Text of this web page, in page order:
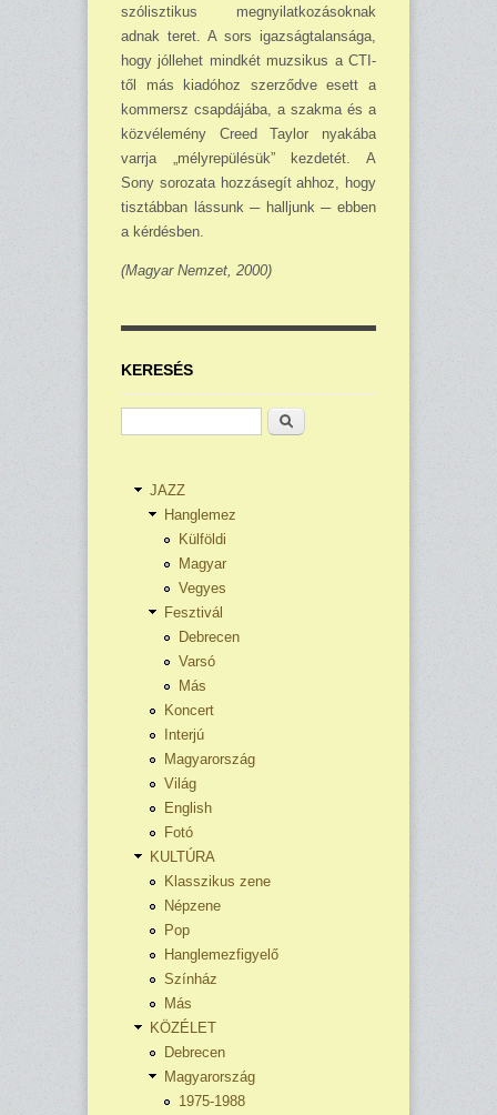
szólisztikus megnyilatkozásoknak
adnak teret. A sors igazságtalansága,
hogy jóllehet mindkét muzsikus a CTI-
től más kiadóhoz szerződve esett a
kommersz csapdájába, a szakma és a
közvélemény Creed Taylor nyakába
varrja „mélyrepülésük” kezdetét. A
Sony sorozata hozzásegít ahhoz, hogy
tisztábban lássunk ─ halljunk ─ ebben
a kérdésben.
(Magyar Nemzet, 2000)
KERESÉS
Keresés
JAZZ
Hanglemez
Külföldi
Magyar
Vegyes
Fesztivál
Debrecen
Varsó
Más
Koncert
Interjú
Magyarország
Világ
English
Fotó
KULTÚRA
Klasszikus zene
Népzene
Pop
Hanglemezfigyelő
Színház
Más
KÖZÉLET
Debrecen
Magyarország
1975-1988